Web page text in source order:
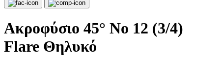
Ακροφύσιο 45° Νο 12 (3/4)
Flare Θηλυκό